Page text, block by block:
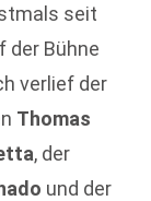
seit
der Bühne
verlief der
Thomas
, der
und der